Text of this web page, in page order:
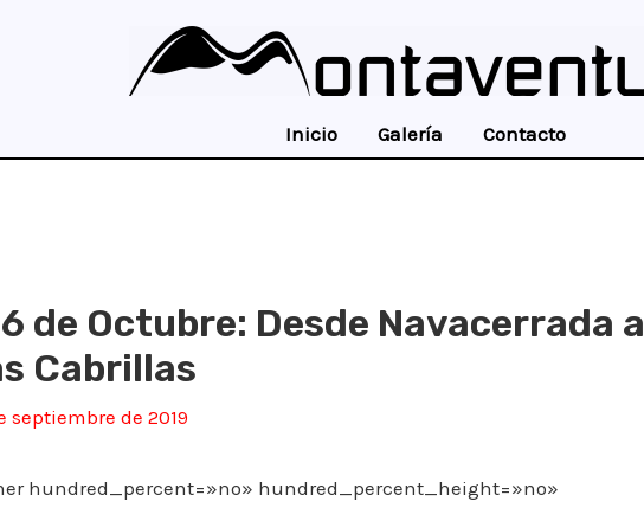
Inicio Galería Contacto
de Octubre: Desde Navacerrada a
Cabrillas
septiembre de 2019
hundred_percent=»no» hundred_percent_height=»no»